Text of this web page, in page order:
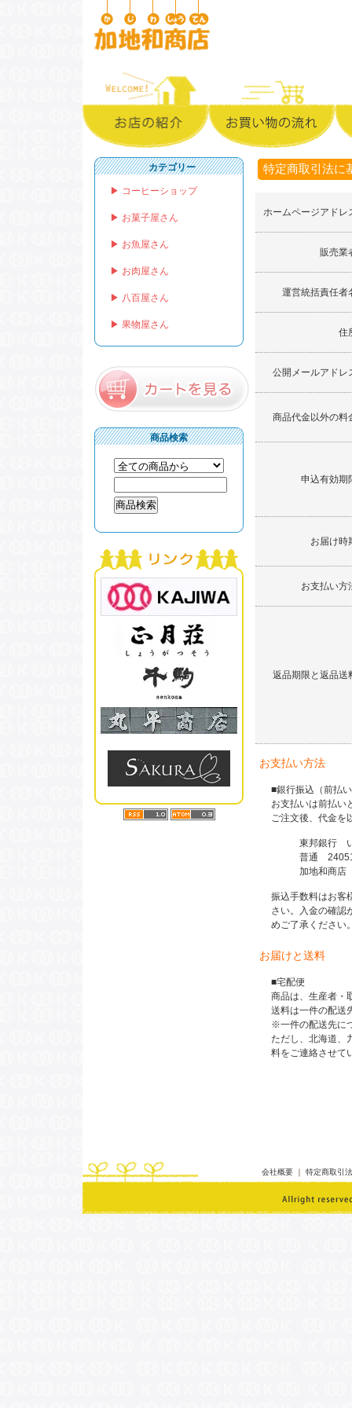
カテゴリー
▶ コーヒーショップ
▶ お菓子屋さん
▶ お魚屋さん
▶ お肉屋さん
▶ 八百屋さん
▶ 果物屋さん
商品検索
特定商取引法に
ホームページアドレ
販売業
運営統括責任者
住
公開メールアドレ
商品代金以外の料
申込有効期
お届け時
お支払い方
返品期限と返品送
お支払い方法
■銀行振込（前払
お支払いは前払い
ご注文後、代金を
東邦銀行 い
普通
加地和商店（
振込手数料はお客
さい。入金の確認
めご了承ください
お届けと送料
■宅配便
商品は、生産者・
送料は一件の配送
※一件の配送先に
ただし、北海道、
料をご連絡させて
会社概要 ｜ 特定商取引